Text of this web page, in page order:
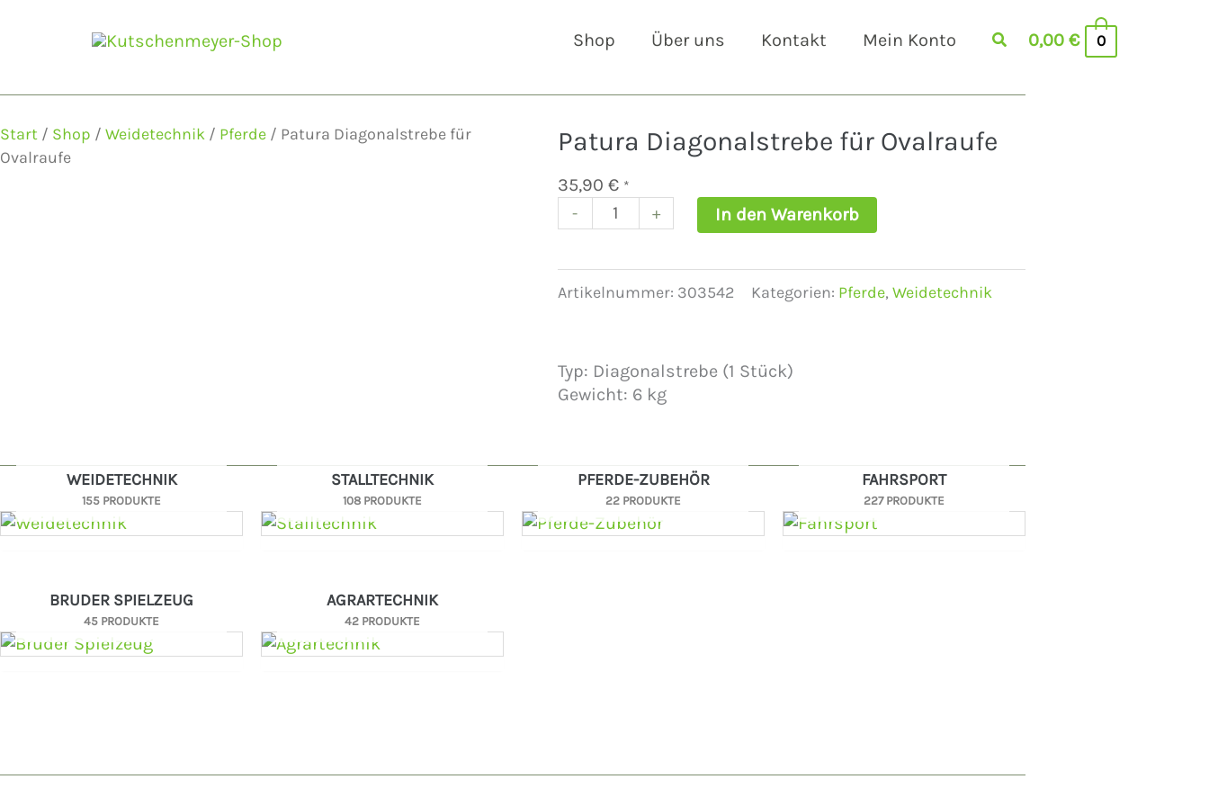
Shop Über uns Kontakt Mein Konto 0,00 € 0
Start / Shop / Weidetechnik / Pferde / Patura Diagonalstrebe für
Ovalraufe
Patura Diagonalstrebe für Ovalraufe
35,90 € *
-
Patura
für
Ovalraufe
+ In den Warenkorb
Artikelnummer: 303542 Kategorien: Pferde, Weidetechnik
Typ: Diagonalstrebe (1 Stück)
Gewicht: 6 kg
WEIDETECHNIK
155 PRODUKTE
STALLTECHNIK
108 PRODUKTE
PFERDE-ZUBEHÖR
22 PRODUKTE
FAHRSPORT
227 PRODUKTE
BRUDER SPIELZEUG
45 PRODUKTE
AGRARTECHNIK
42 PRODUKTE